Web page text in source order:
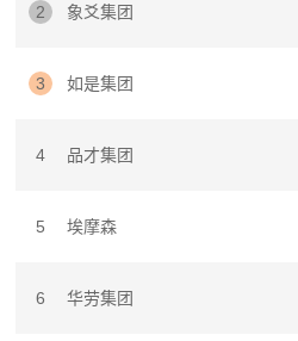
2 象爻集团
3 如是集团
4 品才集团
5 埃摩森
6 华劳集团